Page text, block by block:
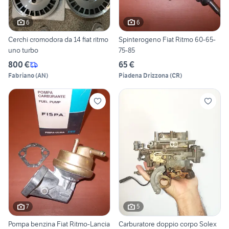
6
Cerchi cromodora da 14 fiat ritmo
uno turbo
800 €
Fabriano(AN)
6
Spinterogeno Fiat Ritmo 60-65-
75-85
65 €
Piadena Drizzona (CR)
7
Pompa benzina Fiat Ritmo-Lancia
5
Carburatore doppio corpo Solex